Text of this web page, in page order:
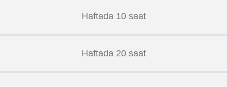
Haftada 10 saat
Haftada 20 saat